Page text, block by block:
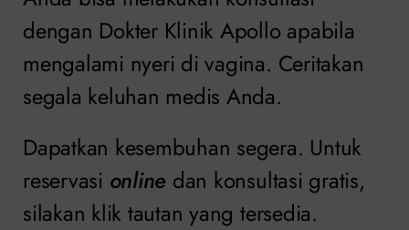
dengan Dokter Klinik Apollo apabila
mengalami nyeri di vagina. Ceritakan
segala keluhan medis Anda.
Dapatkan kesembuhan segera. Untuk
reservasi online dan konsultasi gratis,
silakan klik tautan yang tersedia.